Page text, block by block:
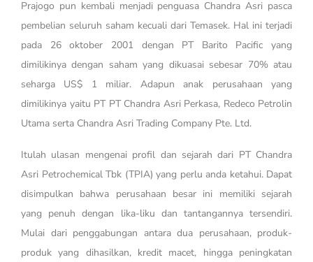
Prajogo pun kembali menjadi penguasa Chandra Asri pasca
pembelian seluruh saham kecuali dari Temasek. Hal ini terjadi
pada 26 oktober 2001 dengan PT Barito Pacific yang
dimilikinya dengan saham yang dikuasai sebesar 70% atau
seharga US$ 1 miliar. Adapun anak perusahaan yang
dimilikinya yaitu PT PT Chandra Asri Perkasa, Redeco Petrolin
Utama serta Chandra Asri Trading Company Pte. Ltd.
Itulah ulasan mengenai profil dan sejarah dari PT Chandra
Asri Petrochemical Tbk (TPIA) yang perlu anda ketahui. Dapat
disimpulkan bahwa perusahaan besar ini memiliki sejarah
yang penuh dengan lika-liku dan tantangannya tersendiri.
Mulai dari penggabungan antara dua perusahaan, produk-
produk yang dihasilkan, kredit macet, hingga peningkatan